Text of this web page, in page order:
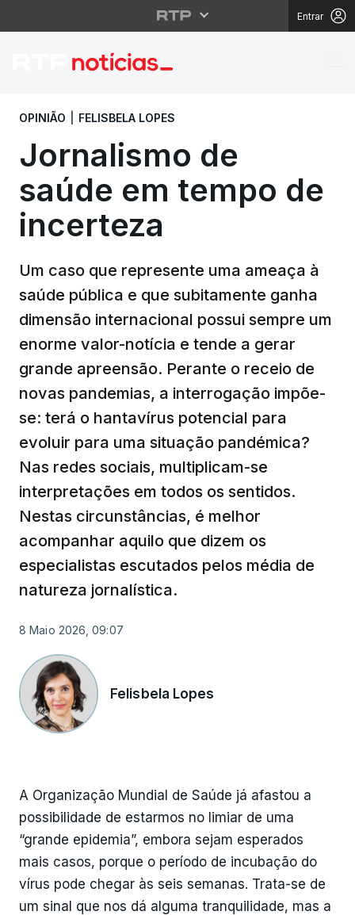
Entrar
Jornalismo de saúde
OPINIÃO FELISBELA LOPES
Jornalismo de
saúde em tempo de
incerteza
Um caso que represente uma ameaça à
saúde pública e que subitamente ganha
dimensão internacional possui sempre um
enorme valor-notícia e tende a gerar
grande apreensão. Perante o receio de
novas pandemias, a interrogação impõe-
se: terá o hantavírus potencial para
evoluir para uma situação pandémica?
Nas redes sociais, multiplicam-se
interpretações em todos os sentidos.
Nestas circunstâncias, é melhor
acompanhar aquilo que dizem os
especialistas escutados pelos média de
natureza jornalística.
8 Maio 2026, 09:07
Felisbela Lopes
A Organização Mundial de Saúde já afastou a
possibilidade de estarmos no limiar de uma
“grande epidemia”, embora sejam esperados
mais casos, porque o período de incubação do
vírus pode chegar às seis semanas. Trata-se de
um sinal que nos dá alguma tranquilidade, mas a